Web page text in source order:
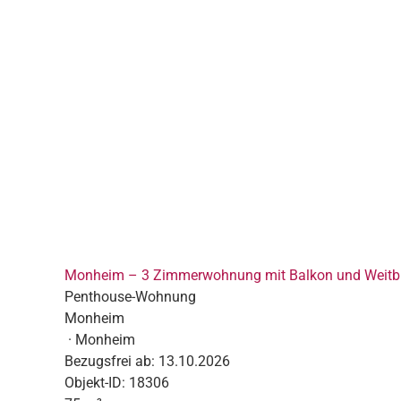
Monheim – 3 Zimmerwohnung mit Balkon und
Penthouse-Wohnung
Monheim
· Monheim
Bezugsfrei ab: 13.10.2026
Objekt-ID: 18306